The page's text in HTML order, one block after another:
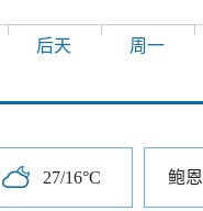
后天 周一
27/16°C 鲍